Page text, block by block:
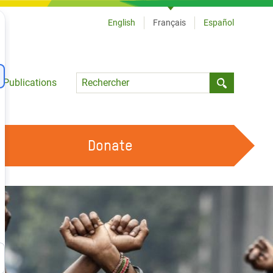
Publications
Language
English Français Español
OUR FEMINIST PRINCIPLES
TRAVAILLER AVEC NOUS
DEVENIR BÉNÉVOLE
Donate